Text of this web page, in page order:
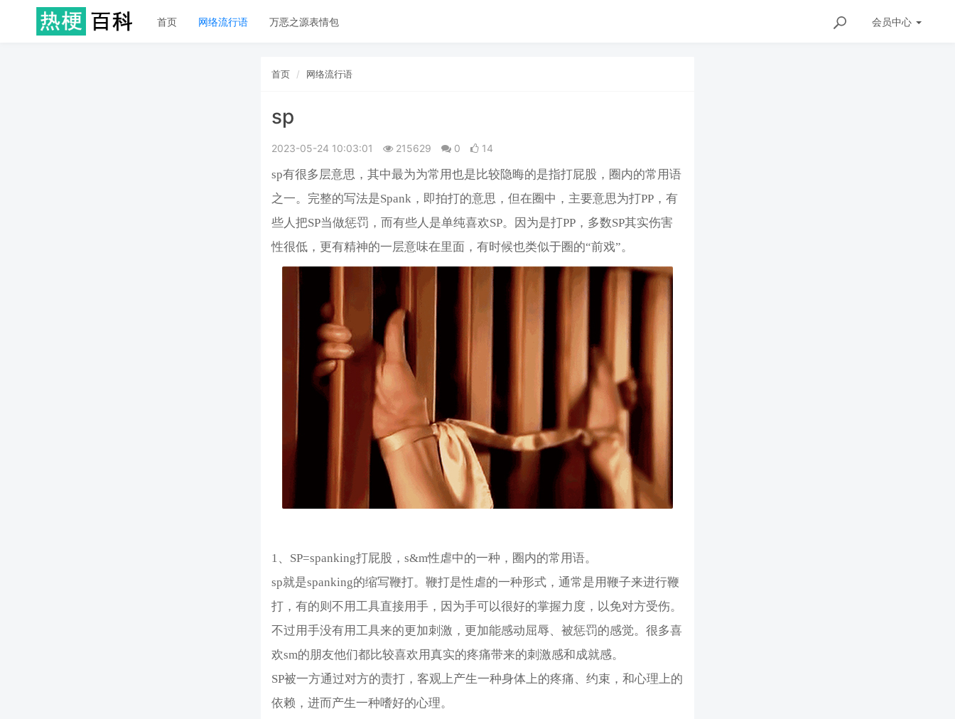
首页 网络流行语 万恶之源表情包 会员中心
首页 网络流行语
sp
2023-05-24 10:03:01 215629 0 14
sp有很多层意思，其中最为为常用也是比较隐晦的是指打屁股，圈内的常用语
之一。完整的写法是Spank，即拍打的意思，但在圈中，主要意思为打PP，有
些人把SP当做惩罚，而有些人是单纯喜欢SP。因为是打PP，多数SP其实伤害
性很低，更有精神的一层意味在里面，有时候也类似于圈的“前戏”。
1、SP=spanking打屁股，s&m性虐中的一种，圈内的常用语。
sp就是spanking的缩写鞭打。鞭打是性虐的一种形式，通常是用鞭子来进行鞭
打，有的则不用工具直接用手，因为手可以很好的掌握力度，以免对方受伤。
不过用手没有用工具来的更加刺激，更加能感动屈辱、被惩罚的感觉。很多喜
欢sm的朋友他们都比较喜欢用真实的疼痛带来的刺激感和成就感。
SP被一方通过对方的责打，客观上产生一种身体上的疼痛、约束，和心理上的
依赖，进而产生一种嗜好的心理。